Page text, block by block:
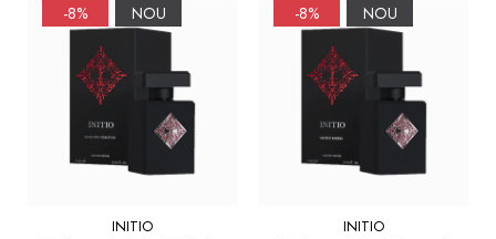
-8% NOU
INITIO
-8% NOU
INITIO